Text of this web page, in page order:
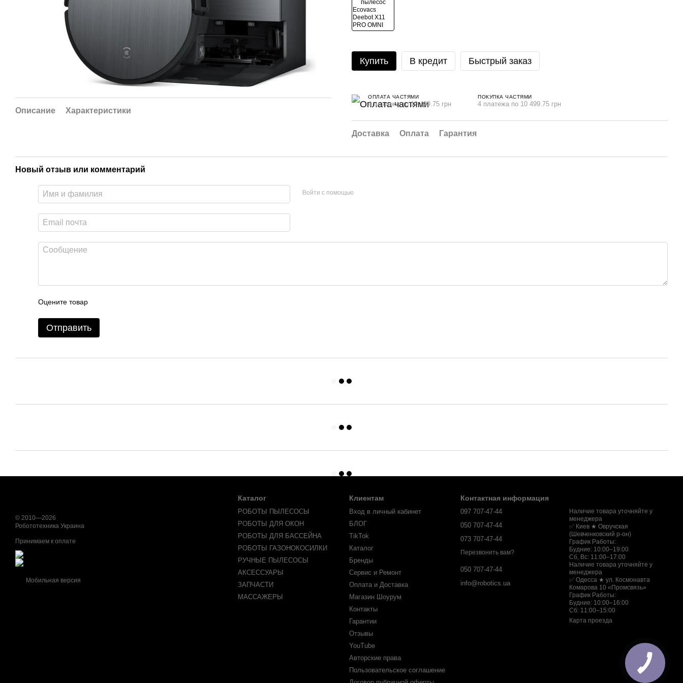
Описание Характеристики
Купить В кредит Быстрый заказ
ОПЛАТА ЧАСТЯМИ
4 платежа по 10 499.75 грн
ПОКУПКА ЧАСТЯМИ
4 платежа по 10 499.75 грн
Доставка Оплата Гарантия
Новый отзыв или комментарий
Войти с помощью
Оцените товар
Отправить
© 2010—2026
Робототехника Украина
Принимаем к оплате
Мобильная версия
Каталог
РОБОТЫ ПЫЛЕСОСЫ
РОБОТЫ ДЛЯ ОКОН
РОБОТЫ ДЛЯ БАССЕЙНА
РОБОТЫ ГАЗОНОКОСИЛКИ
РУЧНЫЕ ПЫЛЕСОСЫ
АКСЕССУАРЫ
ЗАПЧАСТИ
МАССАЖЕРЫ
Клиентам
Вход в личный кабинет
БЛОГ
TikTok
Каталог
Бренды
Сервис и Ремонт
Оплата и Доставка
Магазин Шоурум
Контакты
Гарантии
Отзывы
YouTube
Авторские права
Пользовательское соглашение
Контактная информация
097 707-47-44
050 707-47-44
073 707-47-44
Перезвонить вам?
050 707-47-44
info@robotics.ua
Наличие товара уточняйте у
менеджера
✅ Киев ★ Овручская
(Шевченковский р-он)
График Работы:
Будние: 10:00–19:00
Сб, Вс: 11:00–17:00
Наличие товара уточняйте у
менеджера
✅ Одесса ★ ул. Космонавта
Комарова 10 «Промсвязь»
График Работы:
Будние: 10:00–16:00
Сб: 11:00–15:00
Карта проезда